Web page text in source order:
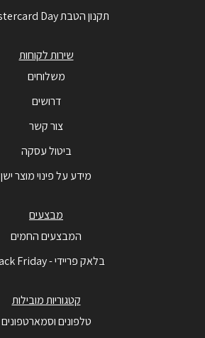
תקנון הטבת Mastercard Day
שירות לקוחות
משלוחים
דרושים
צור קשר
ביטול עסקה
מידע על פינוי מוצר ישן
מבצעים
המבצעים החמים
בלאק פריידי - Black Friday
קטגוריות מובילות
טלפונים וסמארטפונים